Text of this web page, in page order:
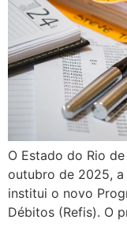
O Estado do Rio
outubro de 2025,
institui o novo
Débitos (Refis). O